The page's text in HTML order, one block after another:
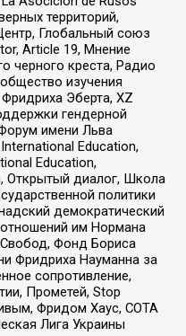
территорий,
Глобальный союз
Article 19, Мнение
черного креста, Радио
изучения
Эберта, XZ
гендерной
имени Льва
Education,
Education,
Открытый диалог, Школа
политики
демократический
им Нормана
Фонд Бориса
Фридриха Науманна за
сопротивление,
Прометей, Stop
Фридом Хаус, СОТА
Лига Украины